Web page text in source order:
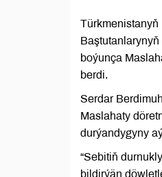
boýunça
berdi.
Serdar
Maslahaty
durýandygyny
“Sebitiň
bildirýän